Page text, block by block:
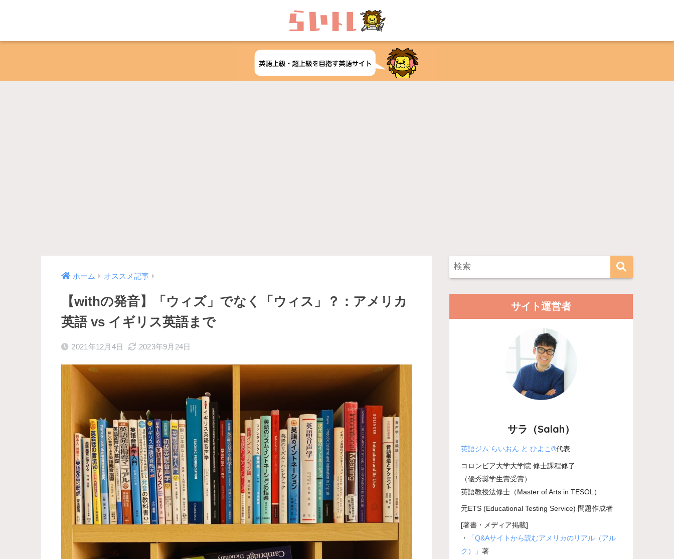
ホーム オススメ記事
【withの発音】「ウィズ」でなく「ウィス」？：アメリカ
英語 vs イギリス英語まで
2021年12月4日 2023年9月24日
サイト運営者
サラ（Salah）
英語ジム らいおん と ひよこ®代表
コロンビア大学大学院 修士課程修了
（優秀奨学生賞受賞）
英語教授法修士（Master of Arts in TESOL）
元ETS (Educational Testing Service) 問題作成者
[著書・メディア掲載]
・
「Q&Aサイトから読むアメリカのリアル（アル
ク）」著